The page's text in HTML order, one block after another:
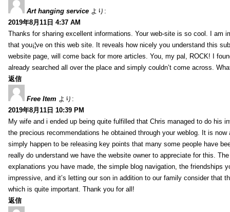
Art hanging service より:
2019年8月11日 4:37 AM
Thanks for sharing excellent informations. Your web-site is so cool. I am
that you¡¦ve on this web site. It reveals how nicely you understand this
website page, will come back for more articles. You, my pal, ROCK! I
already searched all over the place and simply couldn’t come across.
返信
Free Item より:
2019年8月11日 10:39 PM
My wife and i ended up being quite fulfilled that Chris managed to do his
the precious recommendations he obtained through your weblog. It is now
simply happen to be releasing key points that many some people have
really do understand we have the website owner to appreciate for this.
explanations you have made, the simple blog navigation, the friendships
impressive, and it’s letting our son in addition to our family consider that
which is quite important. Thank you for all!
返信